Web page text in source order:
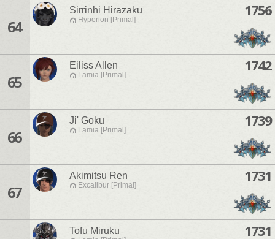
64
Sirrinhi Hirazaku
Hyperion [Primal]
1756
65
Eiliss Allen
Lamia [Primal]
1742
66
Ji' Goku
Lamia [Primal]
1739
67
Akimitsu Ren
Excalibur [Primal]
1731
Tofu Miruku 1731